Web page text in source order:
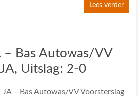
Lees verder
– Bas Autowas/VV
Uitslag: 2-0
– Bas Autowas/VV Voorsterslag